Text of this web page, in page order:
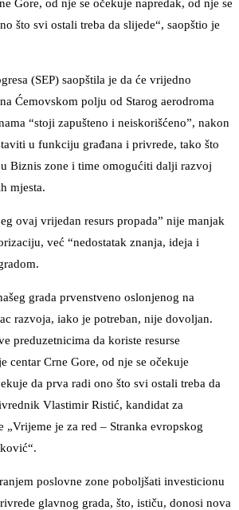
Gore, od nje se očekuje napredak, od nje se
što svi ostali treba da slijede“, saopštio je
(SEP) saopštila je da će vrijedno
Ćemovskom polju od Starog aerodroma
“stoji zapušteno i neiskorišćeno”, nakon
u funkciju građana i privrede, tako što
Biznis zone i time omogućiti dalji razvoj
mjesta.
ovaj vrijedan resurs propada” nije manjak
već “nedostatak znanja, ideja i
grada prvenstveno oslonjenog na
razvoja, iako je potreban, nije dovoljan.
preduzetnicima da koriste resurse
centar Crne Gore, od nje se očekuje
da prva radi ono što svi ostali treba da
Vlastimir Ristić, kandidat za
„Vrijeme je za red – Stranka evropskog
poslovne zone poboljšati investicionu
glavnog grada, što, ističu, donosi nova